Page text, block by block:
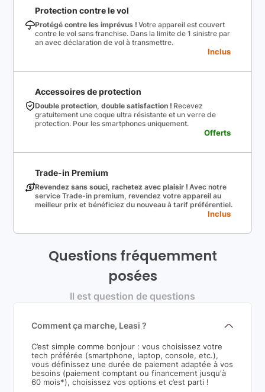
Protection contre le vol
Protégé contre les imprévus ! Votre appareil est couvert
contre le vol sans franchise. Dans la limite de 1 sinistre par
an avec déclaration de vol à transmettre.
Inclus
Accessoires de protection
Double protection, double satisfaction ! Recevez
gratuitement une coque ultra résistante et un verre de
protection. Pour les smartphones uniquement.
Offerts
Trade-in Premium
Revendez sans souci, rachetez avec plaisir ! Avec notre
service Trade-in premium, revendez votre appareil au
meilleur prix et bénéficiez du nouveau à tarif préférentiel.
Inclus
Questions fréquemment
posées
Il est question de questions
Comment ça marche, Leasi ?
C’est simple comme bonjour : vous choisissez votre
tech préférée (smartphone, laptop, console, etc.),
vous définissez une durée de paiement adaptée à vos
besoins (paiement comptant ou financement jusqu'à
60 mois*), choisissez vos options et c’est parti !